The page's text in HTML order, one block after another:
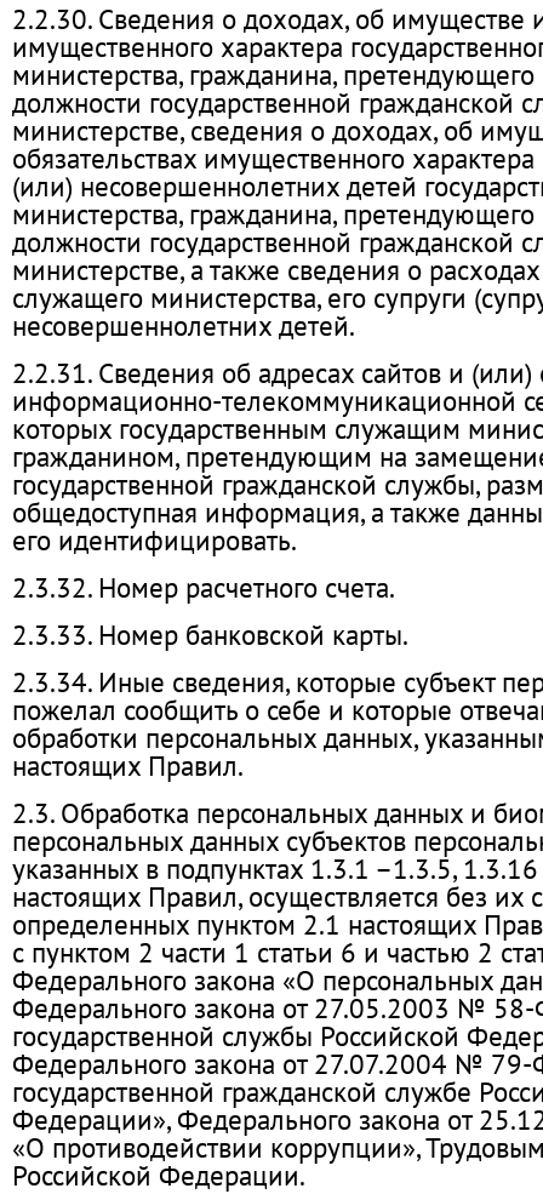
2.2.30. Сведения о доходах, об имуществе
имущественного характера
министерства, гражданина,
должности государственной гражданской
министерстве, сведения о доходах, об
обязательствах имущественного характера
(или) несовершеннолетних детей
министерства, гражданина,
должности государственной гражданской
министерстве, а также сведения о
служащего министерства, его супруги
несовершеннолетних детей.
2.2.31. Сведения об адресах сайтов и (или)
информационно-телекоммуникационной
которых государственным служащим
гражданином, претендующим на
государственной гражданской службы,
общедоступная информация, а также
его идентифицировать.
2.3.32. Номер расчетного счета.
2.3.33. Номер банковской карты.
2.3.34. Иные сведения, которые субъект
пожелал сообщить о себе и которые
обработки персональных данных,
настоящих Правил.
2.3. Обработка персональных данных и
персональных данных субъектов
указанных в подпунктах 1.3.1 –1.3.5,
настоящих Правил, осуществляется без их
определенных пунктом 2.1 настоящих
с пунктом 2 части 1 статьи 6 и частью 2
Федерального закона «О персональных
Федерального закона от 27.05.2003 №
государственной службы Российской
Федерального закона от 27.07.2004 №
государственной гражданской службе
Федерации», Федерального закона от
«О противодействии коррупции»,
Российской Федерации.